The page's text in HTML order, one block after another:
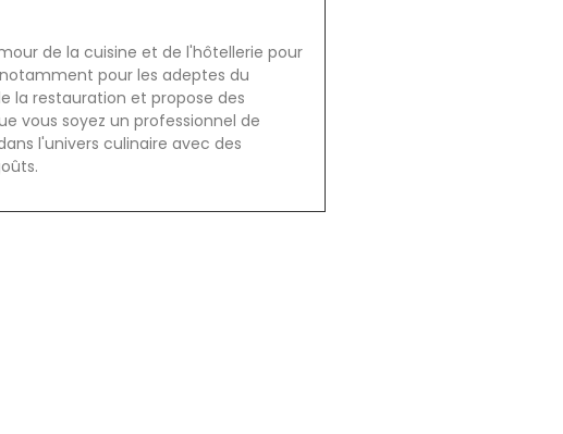
de la cuisine et de l'hôtellerie pour
pour les adeptes du
la restauration et propose des
vous soyez un professionnel de
l'univers culinaire avec des